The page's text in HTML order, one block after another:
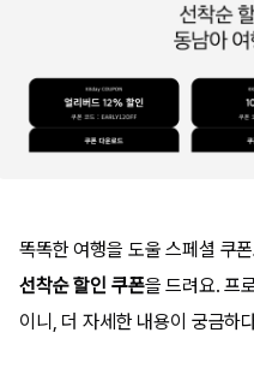
똑똑한 여행을 도울 스페셜 쿠
선착순 할인 쿠폰을 드려요. 프
이니, 더 자세한 내용이 궁금하